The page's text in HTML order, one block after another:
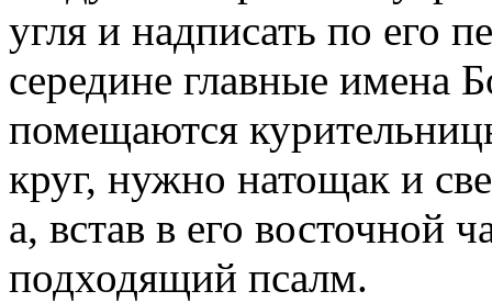
угля и надписать по его
середине главные имена
помещаются
круг, нужно натощак и
а, встав в его восточной
подходящий псалм.